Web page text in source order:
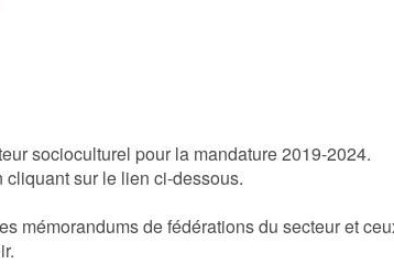
socioculturel pour la mandature 2019-2024.
sur le lien ci-dessous.
mémorandums de fédérations du secteur et